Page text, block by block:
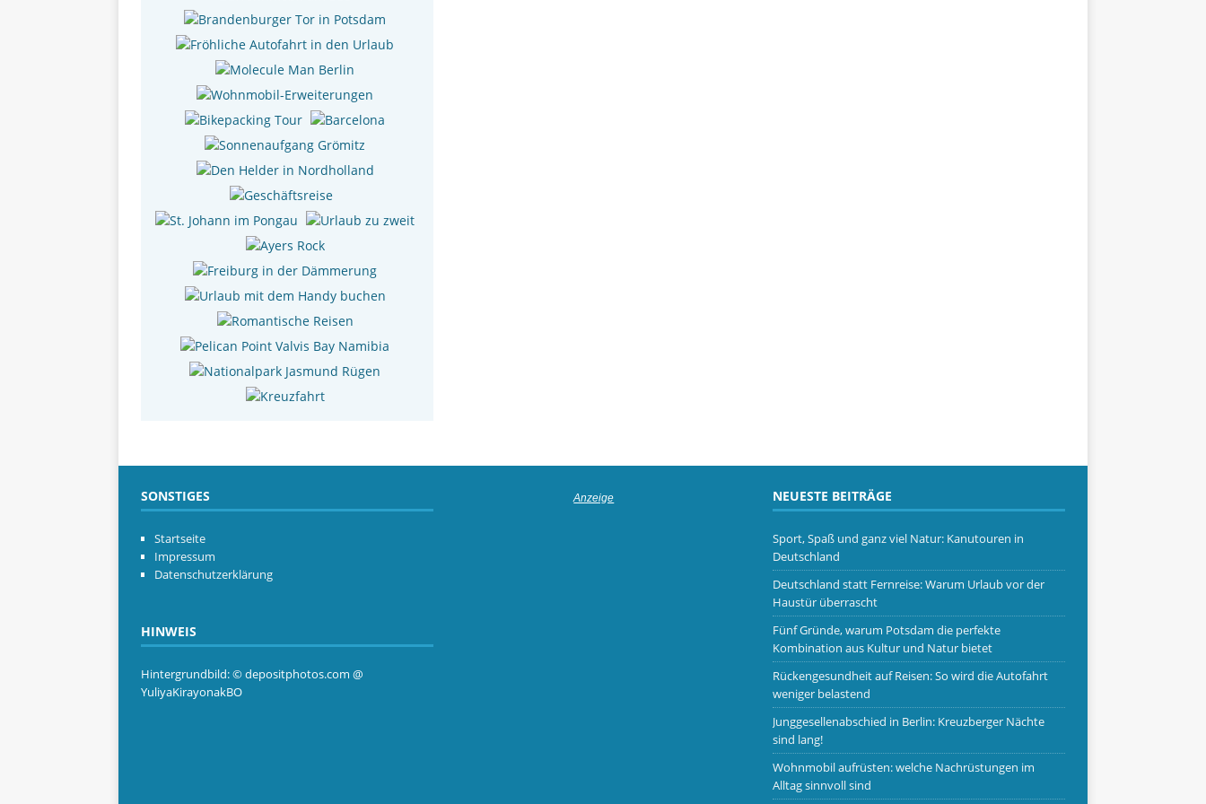
SONSTIGES
Startseite
Impressum
Datenschutzerklärung
HINWEIS
Hintergrundbild: © depositphotos.com @
YuliyaKirayonakBO
NEUESTE BEITRÄGE
Sport, Spaß und ganz viel Natur: Kanutouren in
Deutschland
Deutschland statt Fernreise: Warum Urlaub vor der
Haustür überrascht
Fünf Gründe, warum Potsdam die perfekte
Kombination aus Kultur und Natur bietet
Rückengesundheit auf Reisen: So wird die Autofahrt
weniger belastend
Junggesellenabschied in Berlin: Kreuzberger Nächte
sind lang!
Wohnmobil aufrüsten: welche Nachrüstungen im
Alltag sinnvoll sind